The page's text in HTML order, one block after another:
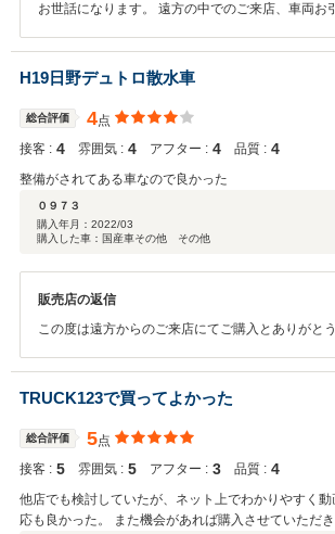
お世話になります。 遠方の中でのご来店、車両お引取りありがとうご
りましたら、今後とも宜しくお願い致します。
H19日野デュトロ散水車
総合評価 4点
接客 : 4 雰囲気 : 4 アフター : 4 品質 : 4
整備がされてある車なので良かった
０９７３
購入年月： 2022/03
購入した車：国産車その他 その他
販売店の返信
この度は遠方からのご来店にてご購入とありがと
TRUCK123で買ってよかった
総合評価 5点
接客 : 5 雰囲気 : 5 アフター : 3 品質 : 4
他店でも検討していたが、ネット上でわかりやすく
応も良かった。 また機会があれば購入させていただき